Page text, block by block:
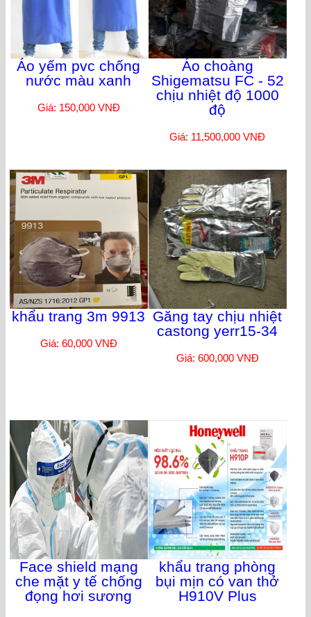
Áo yếm pvc chống
nước màu xanh
Giá: 150,000 VNĐ
Áo choàng
Shigematsu FC - 52
chịu nhiệt độ 1000
độ
Giá: 11,500,000 VNĐ
khẩu trang 3m 9913
Giá: 60,000 VNĐ
Găng tay chịu nhiệt
castong yerr15-34
Giá: 600,000 VNĐ
Face shield mạng
che mặt y tế chống
đọng hơi sương
khẩu trang phòng
bụi mịn có van thở
H910V Plus